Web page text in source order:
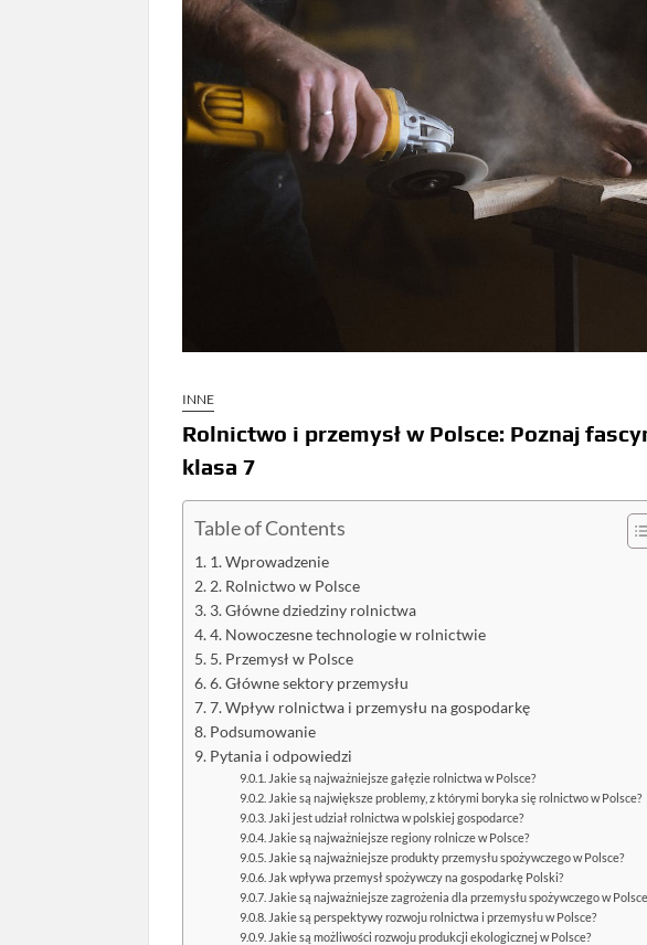
INNE
Rolnictwo i przemysł w Polsce: Poznaj
klasa 7
Table of Contents
1. Wprowadzenie
2. Rolnictwo w Polsce
3. Główne dziedziny rolnictwa
4. Nowoczesne technologie w rolnictwie
5. Przemysł w Polsce
6. Główne sektory przemysłu
7. Wpływ rolnictwa i przemysłu na gospodarkę
Podsumowanie
Pytania i odpowiedzi
Jakie są najważniejsze gałęzie rolnictwa w Polsce?
Jakie są największe problemy, z którymi boryka się rolnictwo w Polsce?
Jaki jest udział rolnictwa w polskiej gospodarce?
Jakie są najważniejsze regiony rolnicze w Polsce?
Jakie są najważniejsze produkty przemysłu spożywczego w Polsce?
Jak wpływa przemysł spożywczy na gospodarkę Polski?
Jakie są najważniejsze zagrożenia dla przemysłu spożywczego w
Jakie są perspektywy rozwoju rolnictwa i przemysłu w Polsce?
Jakie są możliwości rozwoju produkcji ekologicznej w Polsce?